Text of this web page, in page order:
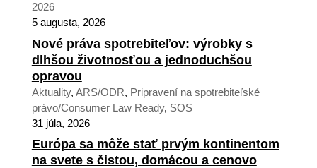
2026
5 augusta, 2026
Nové práva spotrebiteľov: výrobky s
dlhšou životnosťou a jednoduchšou
opravou
Aktuality, ARS/ODR, Pripravení na spotrebiteľské
právo/Consumer Law Ready, SOS
31 júla, 2026
Európa sa môže stať prvým kontinentom
na svete s čistou, domácou a cenovo